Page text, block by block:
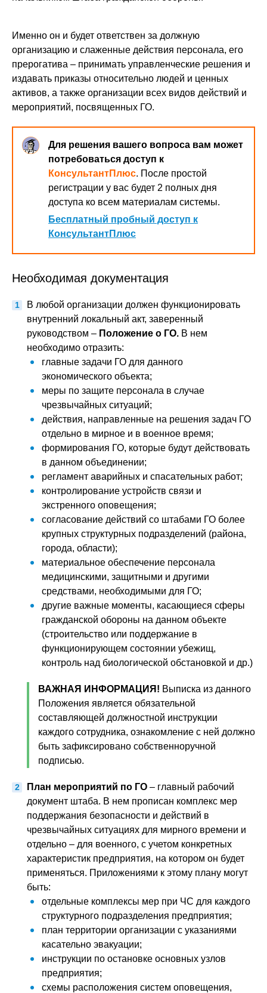
Именно он и будет ответствен за должную
организацию и слаженные действия персонала, его
прерогатива – принимать управленческие решения и
издавать приказы относительно людей и ценных
активов, а также организации всех видов действий и
мероприятий, посвященных ГО.
Для решения вашего вопроса вам может
потребоваться доступ к
КонсультантПлюс. После простой
регистрации у вас будет 2 полных дня
доступа ко всем материалам системы.
Бесплатный пробный доступ к
КонсультантПлюс
Необходимая документация
В любой организации должен функционировать
внутренний локальный акт, заверенный
руководством – Положение о ГО. В нем
необходимо отразить:
главные задачи ГО для данного
экономического объекта;
меры по защите персонала в случае
чрезвычайных ситуаций;
действия, направленные на решения задач ГО
отдельно в мирное и в военное время;
формирования ГО, которые будут действовать
в данном объединении;
регламент аварийных и спасательных работ;
контролирование устройств связи и
экстренного оповещения;
согласование действий со штабами ГО более
крупных структурных подразделений (района,
города, области);
материальное обеспечение персонала
медицинскими, защитными и другими
средствами, необходимыми для ГО;
другие важные моменты, касающиеся сферы
гражданской обороны на данном объекте
(строительство или поддержание в
функционирующем состоянии убежищ,
контроль над биологической обстановкой и др.)
ВАЖНАЯ ИНФОРМАЦИЯ! Выписка из данного
Положения является обязательной
составляющей должностной инструкции
каждого сотрудника, ознакомление с ней должно
быть зафиксировано собственноручной
подписью.
План мероприятий по ГО – главный рабочий
документ штаба. В нем прописан комплекс мер
поддержания безопасности и действий в
чрезвычайных ситуациях для мирного времени и
отдельно – для военного, с учетом конкретных
характеристик предприятия, на котором он будет
применяться. Приложениями к этому плану могут
быть:
отдельные комплексы мер при ЧС для каждого
структурного подразделения предприятия;
план территории организации с указаниями
касательно эвакуации;
инструкции по остановке основных узлов
предприятия;
схемы расположения систем оповещения,